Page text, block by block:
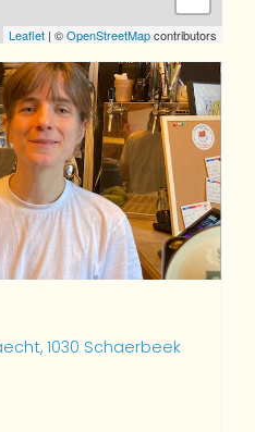
1030 Schaerbeek
Leaflet | ©OpenStreetMapcontributors